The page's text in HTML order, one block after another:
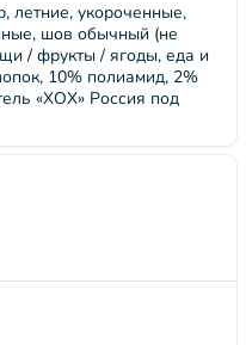
летние, укороченные,
шов обычный (не
/ фрукты / ягоды, еда и
10% полиамид, 2%
«ХОХ» Россия под